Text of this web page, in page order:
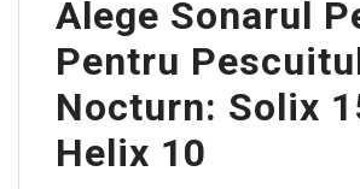
Alege Sonarul
Pentru
Nocturn: Solix
Helix 10